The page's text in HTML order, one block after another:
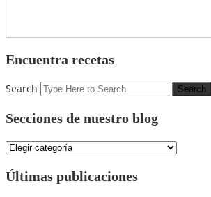
Encuentra recetas
Search
Secciones de nuestro blog
Secciones
nuestro
Últimas publicaciones